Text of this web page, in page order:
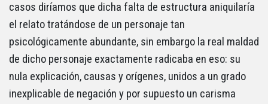
casos diríamos que dicha falta de estructura aniquilaría
el relato tratándose de un personaje tan
psicológicamente abundante, sin embargo la real maldad
de dicho personaje exactamente radicaba en eso: su
nula explicación, causas y orígenes, unidos a un grado
inexplicable de negación y por supuesto un carisma